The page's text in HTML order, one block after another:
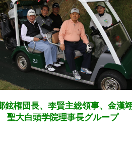
鉉権団長、李賢主総領事、金漢
聖大白頭学院理事長グループ